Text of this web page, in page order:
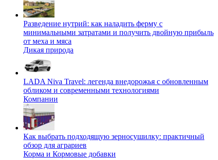
Разведение нутрий: как наладить ферму с
минимальными затратами и получить двойную прибыль
от меха и мяса
Дикая природа
LADA Niva Travel: легенда внедорожья с обновленным
обликом и современными технологиями
Компании
Как выбрать подходящую зерносушилку: практичный
обзор для аграриев
Корма и Кормовые добавки